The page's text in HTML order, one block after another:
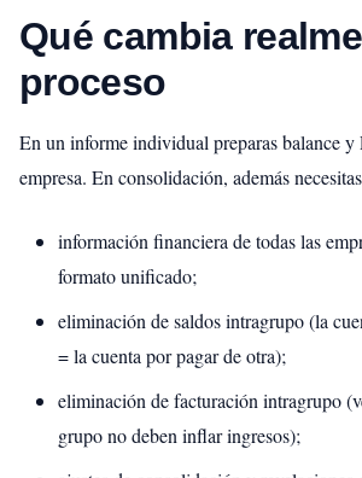
Qué cambia
proceso
En un informe individual preparas balance
empresa. En consolidación, además
información financiera de todas las
formato unificado;
eliminación de saldos intragrupo (la
= la cuenta por pagar de otra);
eliminación de facturación intragrupo
grupo no deben inflar ingresos);